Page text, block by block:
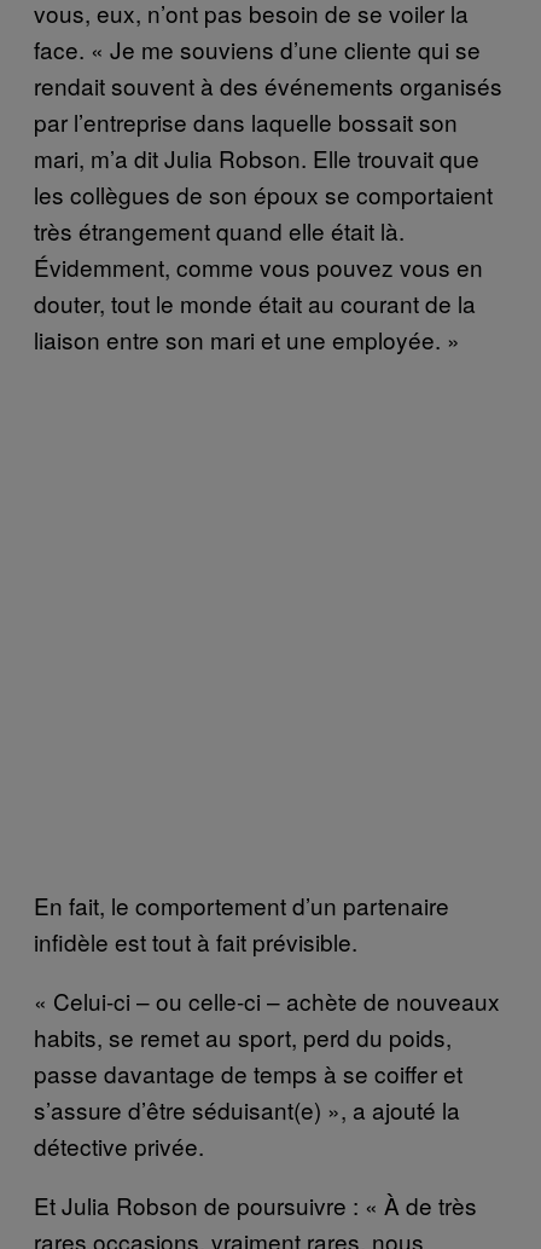
vous, eux, n’ont pas besoin de se voiler la
face. « Je me souviens d’une cliente qui se
rendait souvent à des événements organisés
par l’entreprise dans laquelle bossait son
mari, m’a dit Julia Robson. Elle trouvait que
les collègues de son époux se comportaient
très étrangement quand elle était là.
Évidemment, comme vous pouvez vous en
douter, tout le monde était au courant de la
liaison entre son mari et une employée. »
En fait, le comportement d’un partenaire
infidèle est tout à fait prévisible.
« Celui-ci – ou celle-ci – achète de nouveaux
habits, se remet au sport, perd du poids,
passe davantage de temps à se coiffer et
s’assure d’être séduisant(e) », a ajouté la
détective privée.
Et Julia Robson de poursuivre : « À de très
rares occasions, vraiment rares, nous